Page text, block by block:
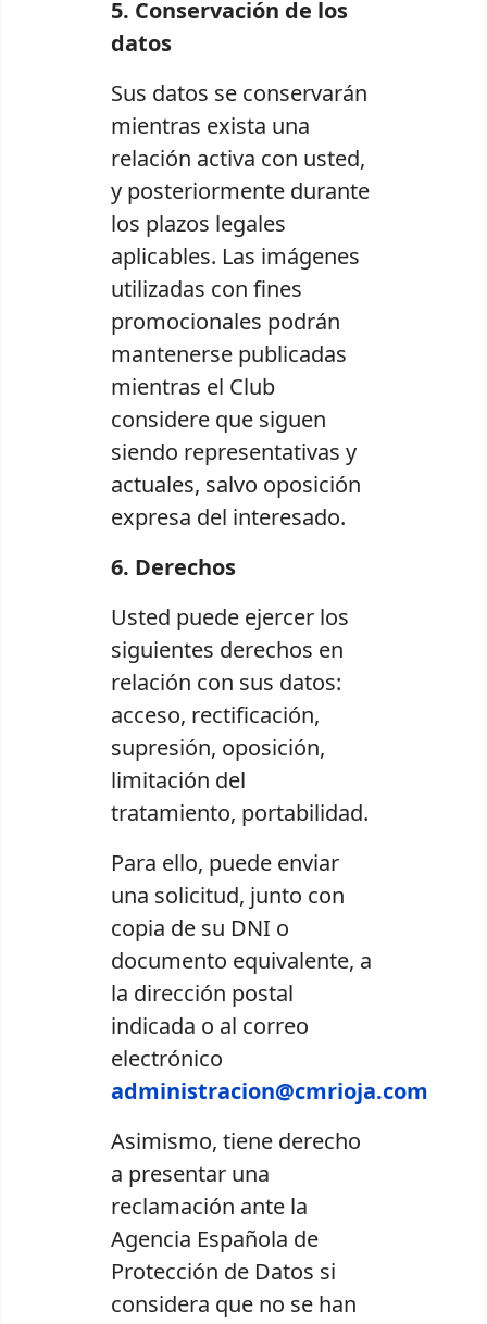
5. Conservación de los
datos
Sus datos se conservarán
mientras exista una
relación activa con usted,
y posteriormente durante
los plazos legales
aplicables. Las imágenes
utilizadas con fines
promocionales podrán
mantenerse publicadas
mientras el Club
considere que siguen
siendo representativas y
actuales, salvo oposición
expresa del interesado.
6. Derechos
Usted puede ejercer los
siguientes derechos en
relación con sus datos:
acceso, rectificación,
supresión, oposición,
limitación del
tratamiento, portabilidad.
Para ello, puede enviar
una solicitud, junto con
copia de su DNI o
documento equivalente, a
la dirección postal
indicada o al correo
electrónico
administracion@cmrioja.com
Asimismo, tiene derecho
a presentar una
reclamación ante la
Agencia Española de
Protección de Datos si
considera que no se han